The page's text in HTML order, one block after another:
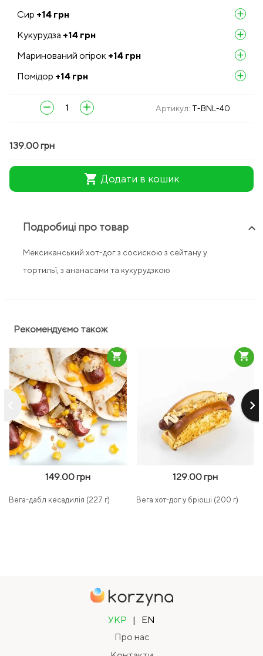
Сир +14 грн add
Кукурудза +14 грн add
Маринований огірок +14 грн add
Помідор +14 грн add
remove add Артикул: T-BNL-40
139.00 грн
shopping_cart Додати в кошик
Подробиці про товар keyboard_arrow_up
Мексиканський хот-дог з сосискою з сейтану у
тортильї, з ананасами та кукурудзкою
Рекомендуємо також
keyboard_arrow_right
149.00 грн
Вега-дабл кесадилія (227 г)
shopping_cart
129.00 грн
Вега хот-дог у бріоші (200 г)
shopping_cart
УКР |
EN
Про нас